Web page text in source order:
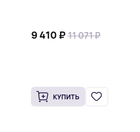
9 410 ₽ 11 071 ₽
КУПИТЬ